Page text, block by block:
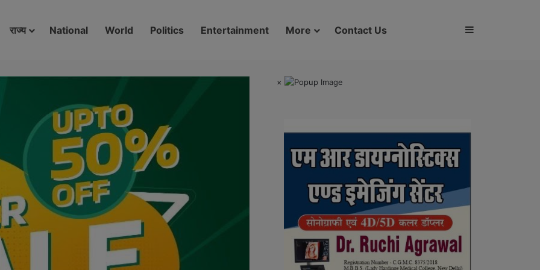
राज्य National World Politics Entertainment More Contact Us Sidebar
×